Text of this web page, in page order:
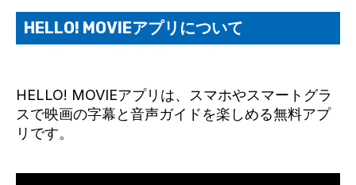
HELLO! MOVIEアプリについて
HELLO! MOVIEアプリは、スマホやスマートグラ
スで映画の字幕と音声ガイドを楽しめる無料アプ
リです。